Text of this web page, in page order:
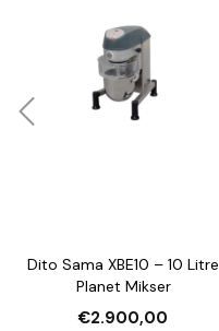
Dito Sama XBE10 – 10 Litre
Planet Mikser
€2.900,00